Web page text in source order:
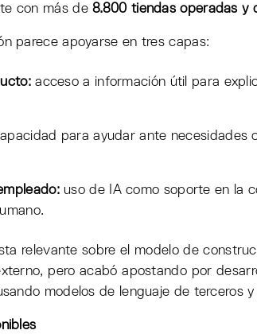
con más de8.800 tiendas operadas y
parece apoyarse en tres capas:
acceso a información útil para
para ayudar ante necesidades
uso de IA como soporte en la
relevante sobre el modelo de
pero acabó apostando por
modelos de lenguaje de terceros